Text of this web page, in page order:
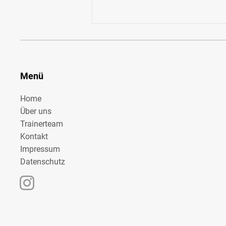
Menü
Home
Über uns
Trainerteam
Kontakt
Impressum
Datenschutz